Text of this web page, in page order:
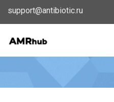
support@antibiotic.ru
Шаг
вид